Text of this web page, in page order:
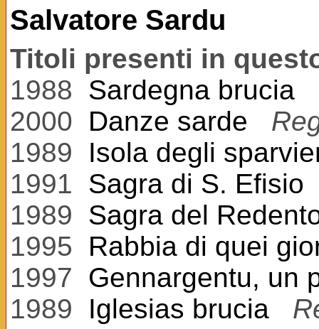
Salvatore Sardu
Titoli presenti in
1988 Sardegna brucia
2000 Danze sarde
1989 Isola degli
1991 Sagra di S. Efisio
1989 Sagra del
1995 Rabbia di quei
1997 Gennargentu, un
1989 Iglesias brucia